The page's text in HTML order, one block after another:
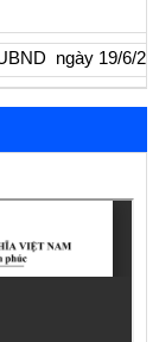
ngày 19/6/